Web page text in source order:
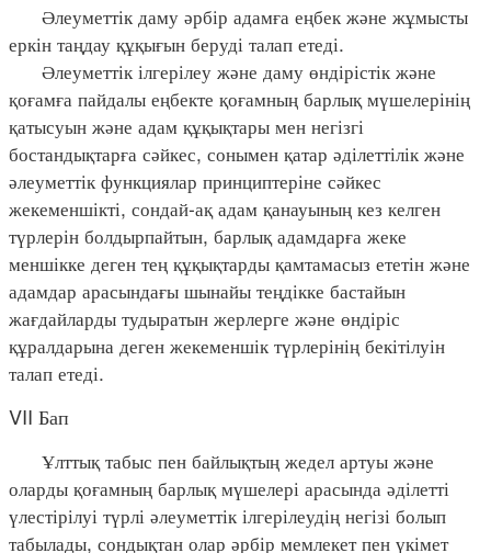
Әлеуметтік даму әрбір адамға еңбек және жұмысты
еркін таңдау құқығын беруді талап етеді.
Әлеуметтік ілгерілеу және даму өндірістік және
қоғамға пайдалы еңбекте қоғамның барлық мүшелерінің
қатысуын және адам құқықтары мен негізгі
бостандықтарға сәйкес, сонымен қатар әділеттілік және
әлеуметтік функциялар принциптеріне сәйкес
жекеменшікті, сондай-ақ адам қанауының кез келген
түрлерін болдырпайтын, барлық адамдарға жеке
меншікке деген тең құқықтарды қамтамасыз ететін және
адамдар арасындағы шынайы теңдікке бастайын
жағдайларды тудыратын жерлерге және өндіріс
құралдарына деген жекеменшік түрлерінің бекітілуін
талап етеді.
VII Бап
Ұлттық табыс пен байлықтың жедел артуы және
оларды қоғамның барлық мүшелері арасында әділетті
үлестірілуі түрлі әлеуметтік ілгерілеудің негізі болып
табылады, сондықтан олар әрбір мемлекет пен үкімет